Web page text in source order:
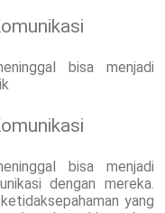
bisa menjadi
bisa menjadi
dengan mereka.
yang